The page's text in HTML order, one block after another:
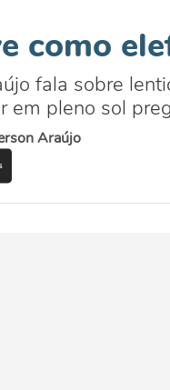
como
fala sobre
pleno sol
Araújo